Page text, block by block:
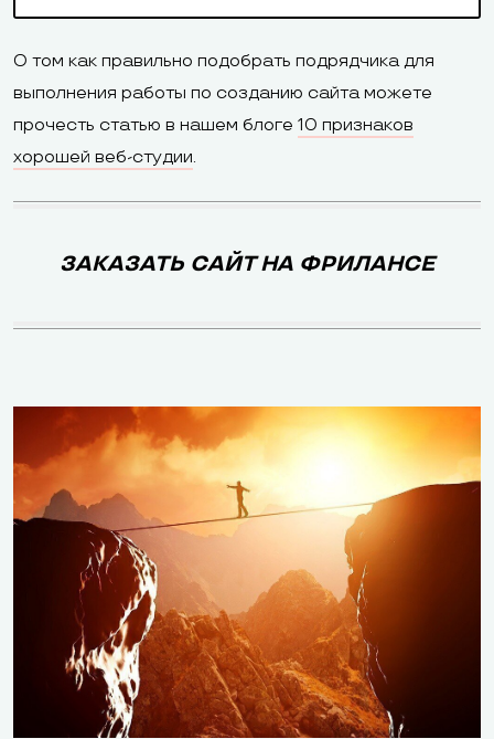
Домен
и eCommerce
бесплатный
зонах .com, .net,
при оплате
редирект,
страниц
тарифах:
индексации,
редиректа
5),
позиций в
Импорт/
экспорт
товаров
eBay
Интеграция с
CRM
Нет Нет
О том как правильно подобрать подрядчика для
выполнения работы по созданию сайта можете
прочесть статью в нашем блоге 10 признаков
хорошей веб-студии.
ЗАКАЗАТЬ САЙТ НА ФРИЛАНСЕ